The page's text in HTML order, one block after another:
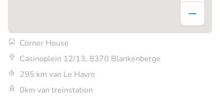
Corner House
Casinoplein 12/13, 8370 Blankenberge
295 km van Le Havre
0km van treinstation